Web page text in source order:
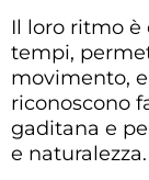
Il loro ritmo è
tempi,
movimento,
riconoscono
gaditana e
e naturalezza.